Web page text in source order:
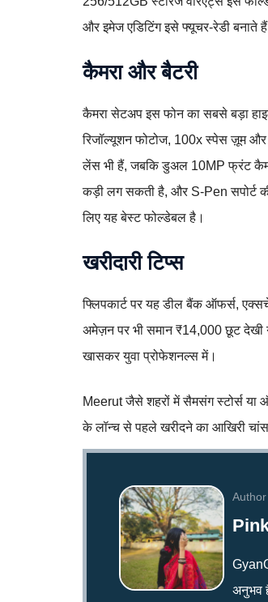
और इमेज एडिटिंग इसे फ्यूचर-रेडी बनाते
कैमरा और बैटरी
कैमरा सेटअप इस फोन का सबसे बड़ा
रिजॉल्यूशन फोटोज, 100x स्पेस ज़ूम और
लेंस भी हैं, जबकि डुअल 10MP फ्रंट कैमरे
कड़ी लग सकती है, और S-Pen सपोर्ट
लिए यह बेस्ट फोल्डेबल है।
खरीदारी टिप्स
फ्लिपकार्ट पर यह डील बैंक ऑफर्स,
अमेज़न पर भी समान ₹14,000 छूट देखी
खासकर युवा प्रोफेशनल्स में।
Meerut जैसे शहरों में सैमसंग स्टोर्स या
के लॉन्च से पहले खरीदने का आखिरी
Author
अनुभव